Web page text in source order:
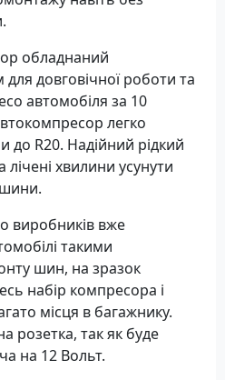
обладнаний
довговічної роботи та
автомобіля за 10
легко
до R20. Надійний рідкий
хвилини усунути
виробників вже
такими
шин, на зразок
набір компресора і
місця в багажнику.
розетка, так як буде
на 12 Вольт.